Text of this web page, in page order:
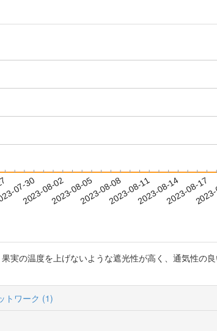
07-30
2023-08-022023-08-052023-08-082023-08-112023-08-142023-08-17
実の温度を上げないような遮光性が高く、通気性の
トワーク (1)